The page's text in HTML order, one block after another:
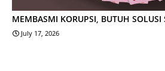
MEMBASMI KORUPSI, BUTUH SOLUSI
July 17, 2026